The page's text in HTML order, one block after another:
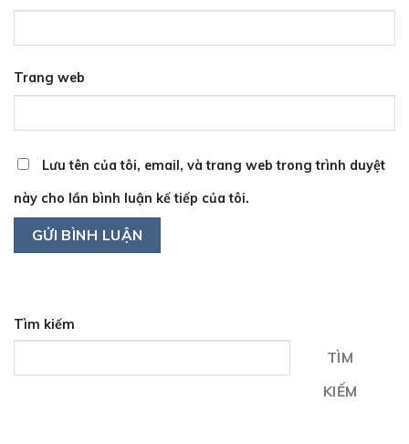
Trang web
Lưu tên của tôi, email, và trang web trong trình duyệt
này cho lần bình luận kế tiếp của tôi.
Tìm kiếm
TÌM
KIẾM